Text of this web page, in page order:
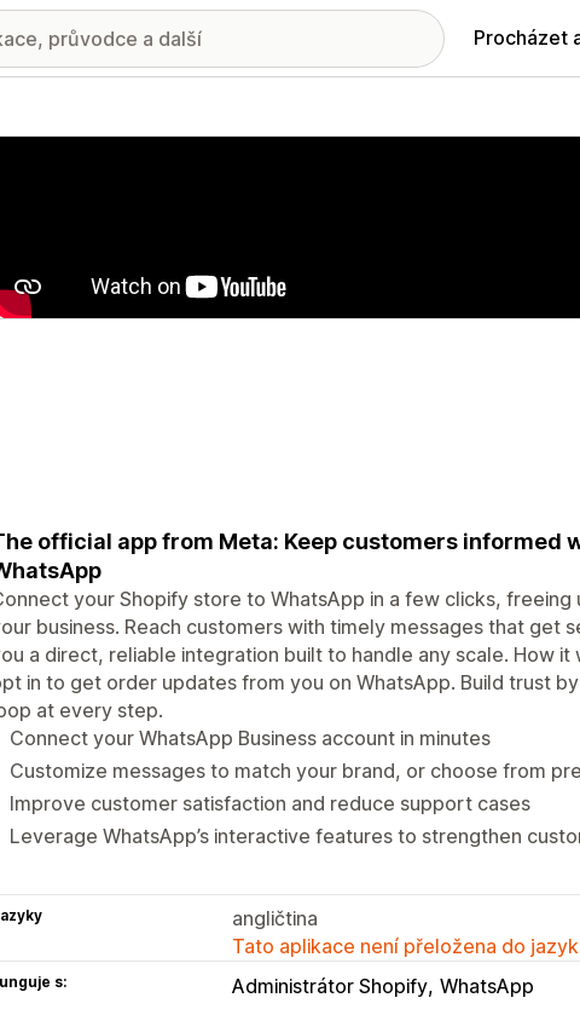
Procházet
propagovaných obrázků
official app from Meta: Keep customers informed
your Shopify store to WhatsApp in a few clicks,
business. Reach customers with timely messages that get
a direct, reliable integration built to handle any scale. How
in to get order updates from you on WhatsApp. Build trust
at every step.
Connect your WhatsApp Business account in minutes
Customize messages to match your brand, or choose from
Improve customer satisfaction and reduce support cases
Leverage WhatsApp’s interactive features to strengthen
angličtina
Tato aplikace není přeložena do
s: Administrátor Shopify WhatsApp